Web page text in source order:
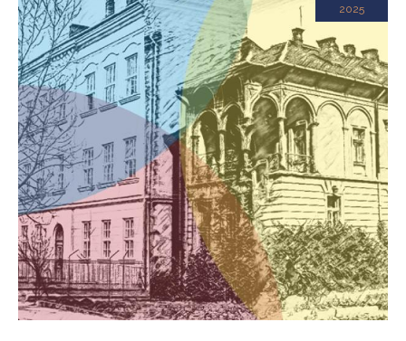
2025